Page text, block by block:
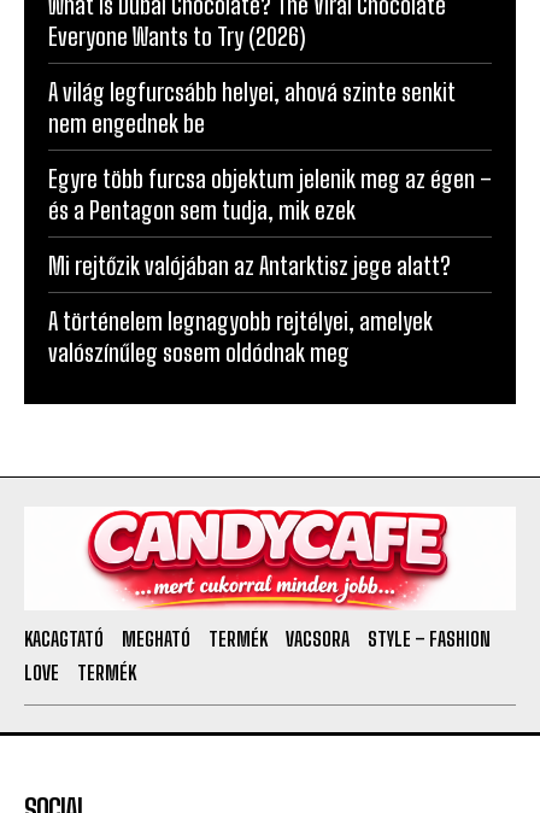
NÉPSZERŰ CIKKEK
What Is Dubai Chocolate? The Viral Chocolate
Everyone Wants to Try (2026)
A világ legfurcsább helyei, ahová szinte senkit
nem engednek be
Egyre több furcsa objektum jelenik meg az égen –
és a Pentagon sem tudja, mik ezek
Mi rejtőzik valójában az Antarktisz jege alatt?
KACAGTATÓ MEGHATÓ TERMÉK VACSORA
STYLE – FASHION
LOVE
TERMÉK